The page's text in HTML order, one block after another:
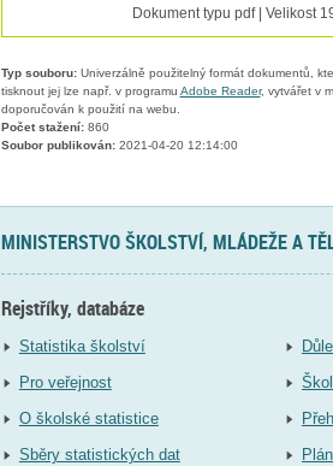
Dokument typu pdf | Velikost
Typ souboru:Univerzálně použitelný formát dokumentů,
tisknout jej lze např. v programu Adobe Reader, vytvářet v
doporučován k použití na webu.
Počet stažení:860
Soubor publikován:2021-04-20 12:14:00
MINISTERSTVO ŠKOLSTVÍ, MLÁDEŽE A
Rejstříky, databáze
Statistika školství
Pro veřejnost
O školské statistice
Sběry statistických dat